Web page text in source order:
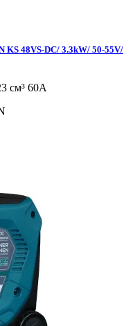
KS 48VS-DC/ 3.3kW/ 50-55V/
см³ 60А